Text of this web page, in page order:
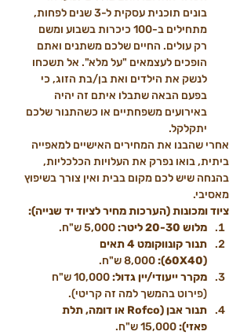
בונים תוכנית עסקית ל-3 שנים לפחות,
מתחילים ב-100 כיכרות בשבוע ומשם
רק עולים. החיים שלכם משתנים ואתם
הופכים לעצמאים "על מלא". אל תשכחו
לנשק את הילדים ואת בן/בת הזוג, כי
בפעם הבאה שתבלו איתם זה יהיה
באירועים משפחתיים או כשהתנור שלכם
יתקלקל.
אחרי שהבנו את המחירים האישיים למאפייה
ביתית, בואו נפרק את העלויות הכלכליות,
בהנחה שיש לכם מקום בבית ואין צורך בשיפוץ
מאסיבי.
ציוד ומכונות (הערכות מחיר לציוד יד שנייה):
מלוש 20-30 ליטר:
תנור קונווקומט 4 תאים
(60X40):
מקרר ייעודי/יין גדול:
10,000 ש"ח
(פירוט בהמשך למה זה קריטי).
תנור אבן (Rofco או דומה, תלת
פאזי):